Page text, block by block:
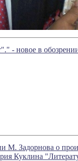
- новое в
М. Задорнова о
Куклина